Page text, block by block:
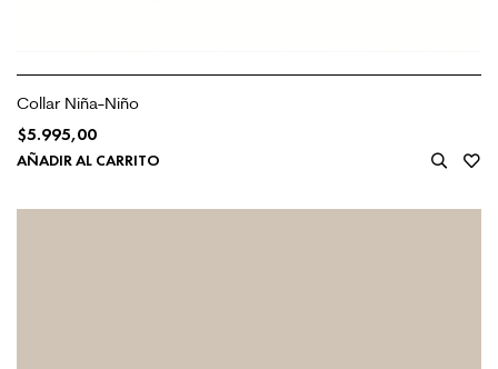
Collar Niña-Niño
$5.995,00
AÑADIR AL CARRITO